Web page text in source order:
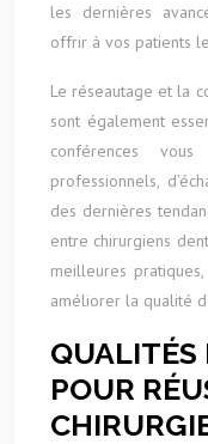
les dernières
offrir à vos patients
Le réseautage et la
sont également
conférences
professionnels,
des dernières
entre chirurgiens
meilleures
améliorer la qualité
QUALITÉS
POUR